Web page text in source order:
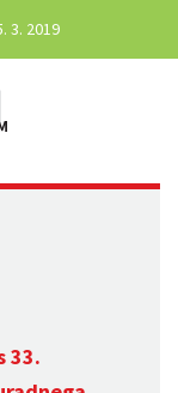
3. 2019
33.